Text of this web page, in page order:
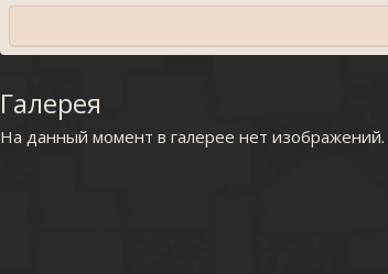
Галерея
На данный момент в галерее нет изображений.